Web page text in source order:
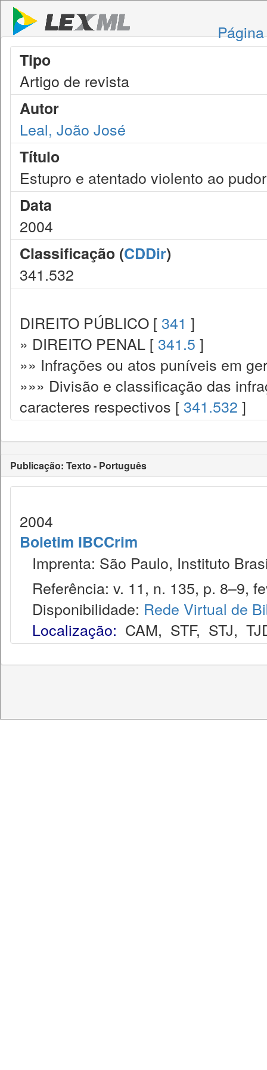
Tipo
Artigo de revista
Autor
Leal, João José
Título
Estupro e atentado violento ao
Data
2004
Classificação (CDDir)
341.532
DIREITO PÚBLICO [ 341 ]
» DIREITO PENAL [ 341.5 ]
»» Infrações ou atos puníveis em
»»» Divisão e classificação das
caracteres respectivos [ 341.532 ]
Publicação: Texto - Português
2004
Boletim IBCCrim
Imprenta: São Paulo, Instituto
Referência: v. 11, n. 135, p. 8–9,
Disponibilidade: Rede Virtual de
Localização: CAM, STF, STJ,